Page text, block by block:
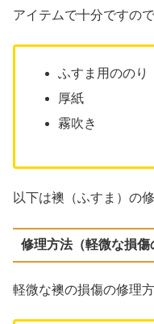
アイテムで十分ですの
ふすま用ののり
厚紙
霧吹き
以下は襖（ふすま）の
修理方法（軽微な損傷
軽微な襖の損傷の修理方